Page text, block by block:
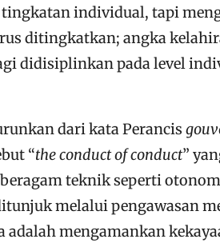
individual, tapi
ditingkatkan; angka
didisiplinkan pada level
dari kata Perancis
“the conduct of conduct”
teknik seperti
melalui pengawasan
mengamankan